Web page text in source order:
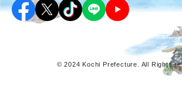
© 2024 Kochi Prefecture. All Rights